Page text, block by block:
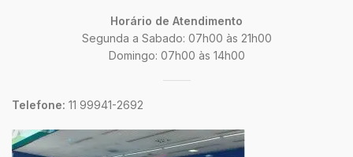
Horário de Atendimento
Segunda a Sabado: 07h00 às 21h00
Domingo: 07h00 às 14h00
Telefone: 11 99941-2692